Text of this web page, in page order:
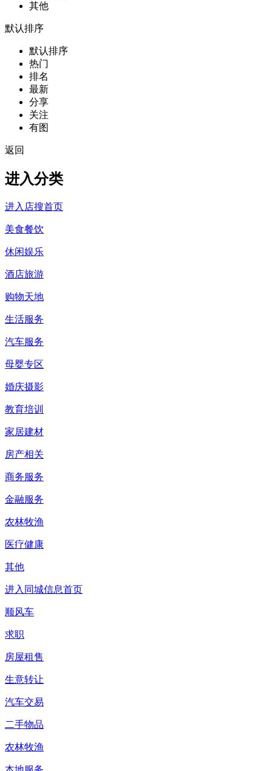
其他
默认排序
默认排序
热门
排名
最新
分享
关注
有图
返回
进入分类
进入店搜首页
美食餐饮
休闲娱乐
酒店旅游
购物天地
生活服务
汽车服务
母婴专区
婚庆摄影
教育培训
家居建材
房产相关
商务服务
金融服务
农林牧渔
医疗健康
其他
进入同城信息首页
顺风车
求职
房屋租售
生意转让
汽车交易
二手物品
农林牧渔